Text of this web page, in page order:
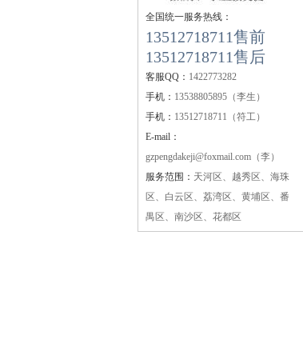
全国统一服务热线：
13512718711售前
13512718711售后
客服QQ： 1422773282
手机： 13538805895（李生）
手机： 13512718711（符工）
E-mail：
gzpengdakeji@foxmail.com（李）
服务范围： 天河区、越秀区、海珠
区、白云区、荔湾区、黄埔区、番
禺区、南沙区、花都区